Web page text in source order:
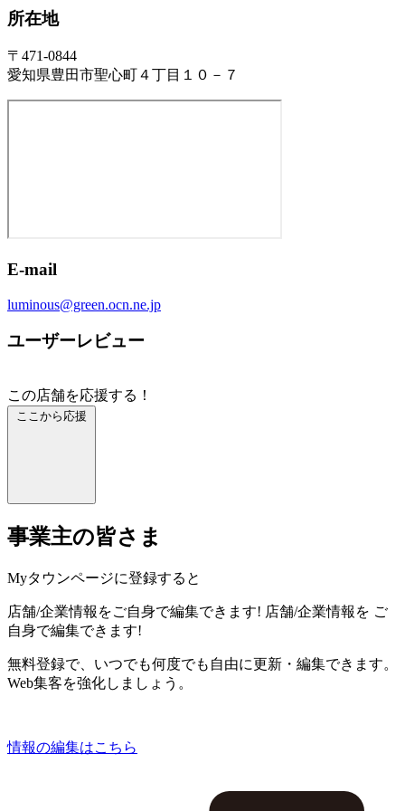
所在地
〒471-0844
愛知県豊田市聖心町４丁目１０－７
E-mail
luminous@green.ocn.ne.jp
ユーザーレビュー
この店舗を応援する！
ここから応援
事業主の皆さま
Myタウンページに登録すると
店舗/企業情報をご自身で編集できます! 店舗/企業情報を ご
自身で編集できます!
無料登録で、いつでも何度でも自由に更新・編集できます。
Web集客を強化しましょう。
情報の編集はこちら